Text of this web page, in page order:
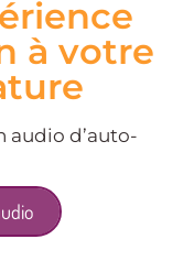
à votre
audio d’auto-